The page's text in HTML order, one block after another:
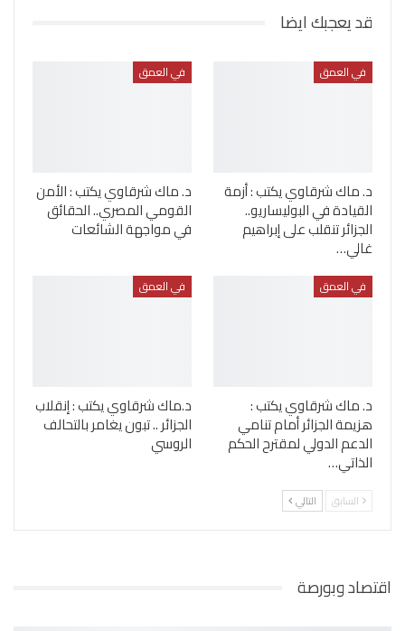
قد يعجبك ايضا
في العمق
د. ماك شرقاوي يكتب : أزمة
القيادة في البوليساريو..
الجزائر تنقلب على إبراهيم
غالي…
في العمق
د. ماك شرقاوي يكتب : الأمن
القومي المصري.. الحقائق
في مواجهة الشائعات
في العمق
د. ماك شرقاوي يكتب :
هزيمة الجزائر أمام تنامي
الدعم الدولي لمقترح الحكم
الذاتي…
في العمق
د.ماك شرقاوي يكتب : إنقلاب
الجزائر .. تبون يغامر بالتحالف
الروسي
السابق التالي
اقتصاد وبورصة